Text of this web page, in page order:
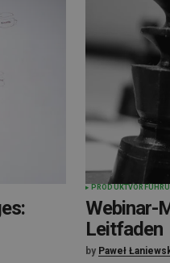
Webinar-
Leitfaden
by Paweł